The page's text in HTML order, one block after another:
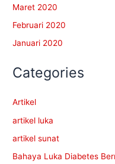
Maret 2020
Februari 2020
Januari 2020
Categories
Artikel
artikel luka
artikel sunat
Bahaya Luka Diabetes